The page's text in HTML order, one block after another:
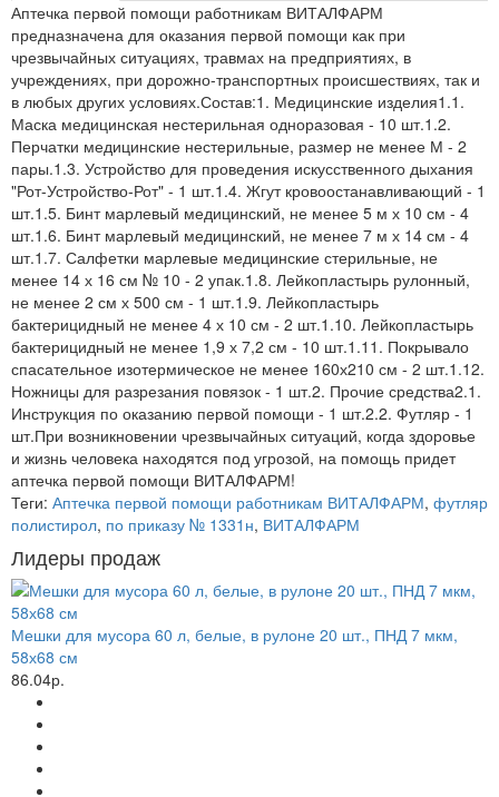
Аптечка первой помощи работникам ВИТАЛФАРМ
предназначена для оказания первой помощи как при
чрезвычайных ситуациях, травмах на предприятиях, в
учреждениях, при дорожно-транспортных происшествиях, так и
в любых других условиях.Состав:1. Медицинские изделия1.1.
Маска медицинская нестерильная одноразовая - 10 шт.1.2.
Перчатки медицинские нестерильные, размер не менее М - 2
пары.1.3. Устройство для проведения искусственного дыхания
"Рот-Устройство-Рот" - 1 шт.1.4. Жгут кровоостанавливающий - 1
шт.1.5. Бинт марлевый медицинский, не менее 5 м х 10 см - 4
шт.1.6. Бинт марлевый медицинский, не менее 7 м х 14 см - 4
шт.1.7. Салфетки марлевые медицинские стерильные, не
менее 14 х 16 см № 10 - 2 упак.1.8. Лейкопластырь рулонный,
не менее 2 см х 500 см - 1 шт.1.9. Лейкопластырь
бактерицидный не менее 4 х 10 см - 2 шт.1.10. Лейкопластырь
бактерицидный не менее 1,9 х 7,2 см - 10 шт.1.11. Покрывало
спасательное изотермическое не менее 160х210 см - 2 шт.1.12.
Ножницы для разрезания повязок - 1 шт.2. Прочие средства2.1.
Инструкция по оказанию первой помощи - 1 шт.2.2. Футляр - 1
шт.При возникновении чрезвычайных ситуаций, когда здоровье
и жизнь человека находятся под угрозой, на помощь придет
аптечка первой помощи ВИТАЛФАРМ!
Теги: Аптечка первой помощи работникам ВИТАЛФАРМ, футляр
полистирол, по приказу № 1331н, ВИТАЛФАРМ
Лидеры продаж
Мешки для мусора 60 л, белые, в рулоне 20 шт., ПНД 7 мкм,
58х68 см
86.04р.